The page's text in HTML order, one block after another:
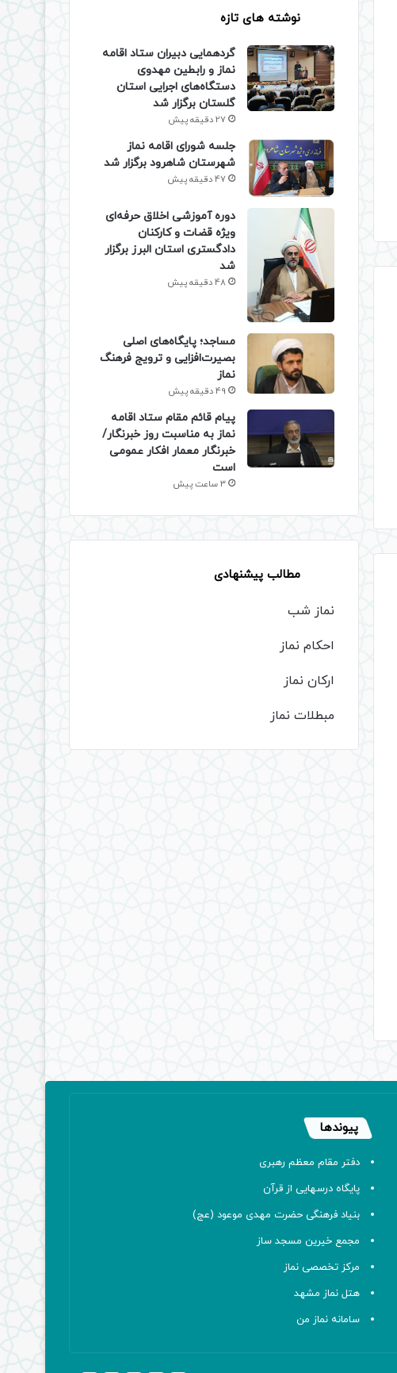
نوشته های تازه
گردهمایی دبیران ستاد اقامه
نماز و رابطین مهدوی
دستگاه‌های اجرایی استان
گلستان برگزار شد
27 دقیقه پیش
جلسه شورای اقامه نماز
شهرستان شاهرود برگزار شد
47 دقیقه پیش
دوره آموزشی اخلاق حرفه‌ای
ویژه قضات و کارکنان
دادگستری استان البرز برگزار
شد
48 دقیقه پیش
​مساجد؛ پایگاه‌های اصلی
بصیرت‌افزایی و ترویج فرهنگ
نماز
49 دقیقه پیش
پیام قائم مقام ستاد اقامه
نماز به مناسبت روز خبرنگار/
خبرنگار معمار افکار عمومی
است
3 ساعت پیش
مطالب پیشنهادی
نماز شب
احکام نماز
ارکان نماز
مبطلات نماز
پیوندها
دفتر مقام معظم رهبری
پایگاه درسهایی از قرآن
بنیاد فرهنگی حضرت مهدی موعود (عج)
مجمع خیرین مسجد ساز
مرکز تخصصی نماز
هتل نماز مشهد
سامانه نماز من